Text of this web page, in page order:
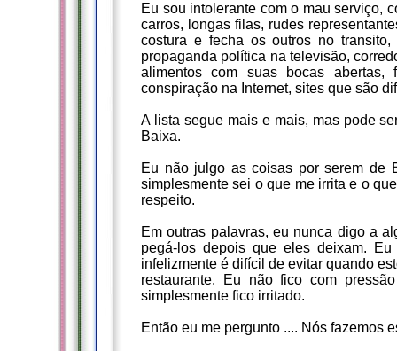
Eu sou intolerante com o mau serviço,
carros, longas filas, rudes
costura e fecha os outros no
propaganda política na televisão,
alimentos com suas bocas abertas,
conspiração na Internet, sites que são
A lista segue mais e mais, mas pode
Baixa.
Eu não julgo as coisas por serem de
simplesmente sei o que me irrita e o
respeito.
Em outras palavras, eu nunca digo a
pegá-los depois que eles deixam.
infelizmente é difícil de evitar quando
restaurante. Eu não fico com
simplesmente fico irritado.
Então eu me pergunto .... Nós fazemos